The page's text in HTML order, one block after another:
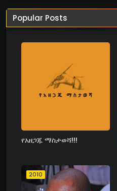
Popular Posts
የአዘጋጁ ማስታወሻ!!!
2010